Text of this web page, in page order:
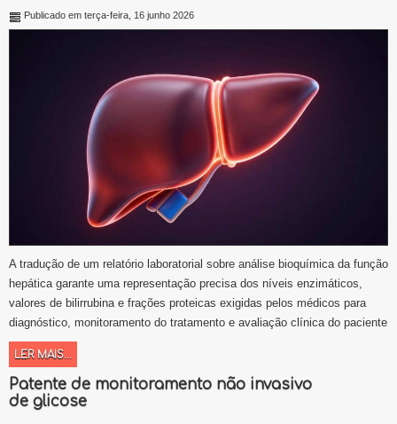
Publicado em terça-feira, 16 junho 2026
A tradução de um relatório laboratorial sobre análise bioquímica da função
hepática garante uma representação precisa dos níveis enzimáticos,
valores de bilirrubina e frações proteicas exigidas pelos médicos para
diagnóstico, monitoramento do tratamento e avaliação clínica do paciente
LER MAIS...
Patente de monitoramento não invasivo
de glicose